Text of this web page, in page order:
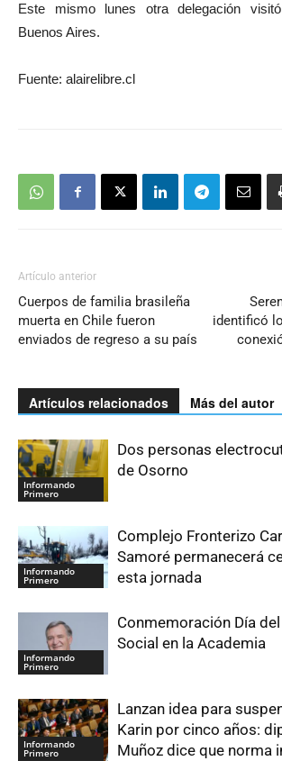
Este mismo lunes otra delegación
Buenos Aires.
Fuente: alairelibre.cl
Artículo anterior
Cuerpos de familia brasileña
muerta en Chile fueron
enviados de regreso a su país
identificó
Artículos relacionados Más del autor
Informando
Primero
Dos personas
de Osorno
Informando
Primero
Complejo Fronterizo
Samoré permanecerá
esta jornada
Informando
Primero
Conmemoración Día
Social en la Academia
Informando
Primero
Lanzan idea para
Karin por cinco años:
Muñoz dice que norma